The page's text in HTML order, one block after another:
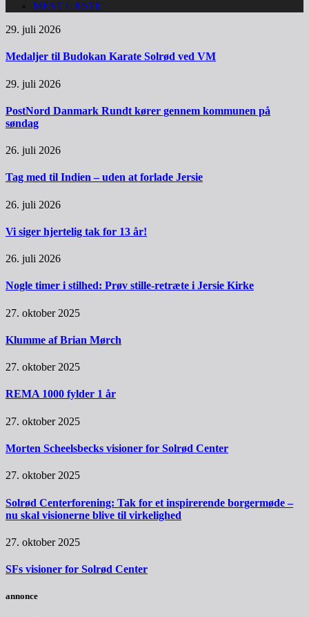
MEST LÆSTE
29. juli 2026
Medaljer til Budokan Karate Solrød ved VM
29. juli 2026
PostNord Danmark Rundt kører gennem kommunen på
søndag
26. juli 2026
Tag med til Indien – uden at forlade Jersie
26. juli 2026
Vi siger hjertelig tak for 13 år!
26. juli 2026
Nogle timer i stilhed: Prøv stille-retræte i Jersie Kirke
27. oktober 2025
Klumme af Brian Mørch
27. oktober 2025
REMA 1000 fylder 1 år
27. oktober 2025
Morten Scheelsbecks visioner for Solrød Center
27. oktober 2025
Solrød Centerforening: Tak for et inspirerende borgermøde –
nu skal visionerne blive til virkelighed
27. oktober 2025
SFs visioner for Solrød Center
annonce